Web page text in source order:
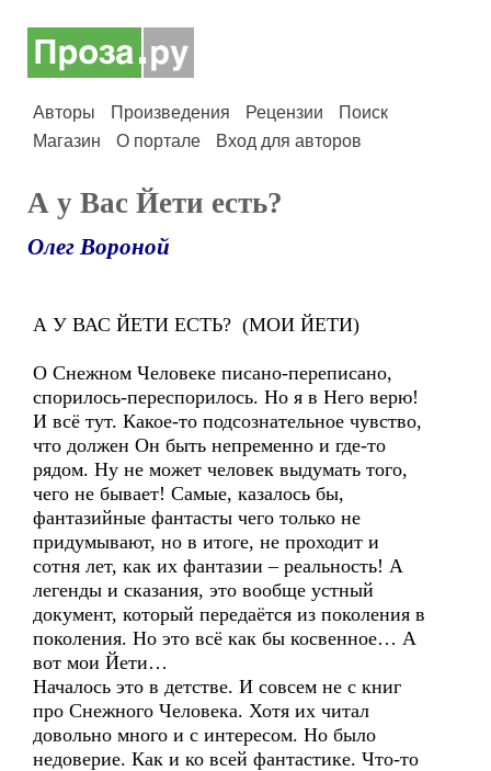
Авторы Произведения Рецензии
Поиск
Магазин
О портале Вход для авторов
А у Вас Йети есть?
Олег Вороной
А У ВАС ЙЕТИ ЕСТЬ? (МОИ ЙЕТИ)
О Снежном Человеке писано-переписано,
спорилось-переспорилось. Но я в Него верю!
И всё тут. Какое-то подсознательное чувство,
что должен Он быть непременно и где-то
рядом. Ну не может человек выдумать того,
чего не бывает! Самые, казалось бы,
фантазийные фантасты чего только не
придумывают, но в итоге, не проходит и
сотня лет, как их фантазии – реальность! А
легенды и сказания, это вообще устный
документ, который передаётся из поколения в
поколения. Но это всё как бы косвенное… А
вот мои Йети…
Началось это в детстве. И совсем не с книг
про Снежного Человека. Хотя их читал
довольно много и с интересом. Но было
недоверие. Как и ко всей фантастике. Что-то